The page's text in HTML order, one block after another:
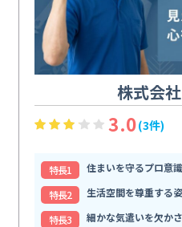
株式会
3.0(3件)
特⻑1
住まいを守るプロ意識
特⻑2
生活空間を尊重する
特⻑3
細かな気遣いを欠か